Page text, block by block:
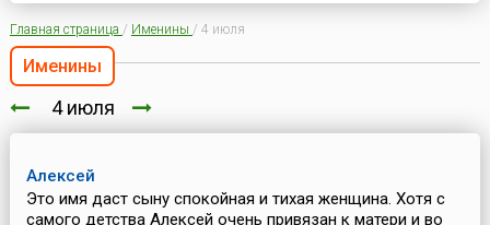
Главная страница / Именины / 4 июля
Именины
4 июля
Алексей
Это имя даст сыну спокойная и тихая женщина. Хотя с
самого детства Алексей очень привязан к матери и во